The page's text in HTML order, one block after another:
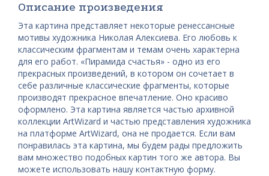
Описание произведения
Эта картина представляет некоторые ренессансные
мотивы художника Николая Алексиева. Его любовь к
классическим фрагментам и темам очень характерна
для его работ. «Пирамида счастья» - одно из его
прекрасных произведений, в котором он сочетает в
себе различные классические фрагменты, которые
производят прекрасное впечатление. Оно красиво
оформлено. Эта картина является частью архивной
коллекции ArtWizard и частью представления художника
на платформе ArtWizard, она не продается. Если вам
понравилась эта картина, мы будем рады предложить
вам множество подобных картин того же автора. Вы
можете использовать нашу контактную форму.